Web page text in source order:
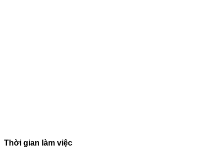
Thời gian làm việc